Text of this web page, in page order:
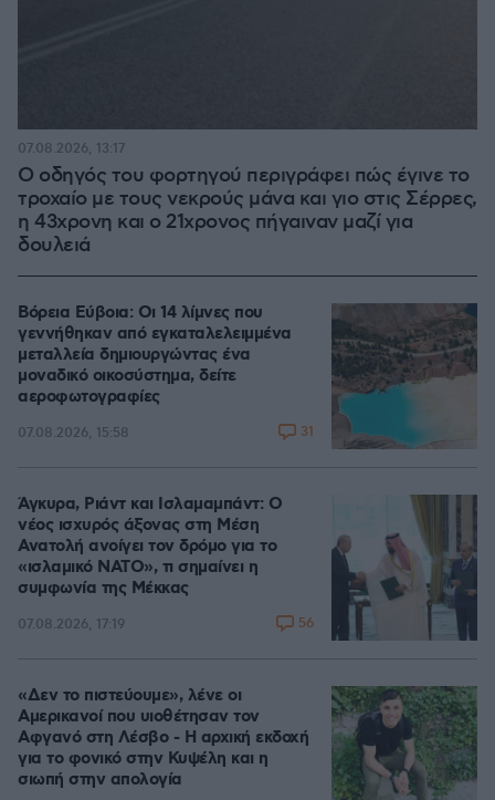
Ο οδηγός του φορτηγού περιγράφει πώς έγινε το
τροχαίο με τους νεκρούς μάνα και γιο στις Σέρρες,
η 43χρονη και ο 21χρονος πήγαιναν μαζί για
δουλειά
07.08.2026, 13:17
Βόρεια Εύβοια: Οι 14 λίμνες που
γεννήθηκαν από εγκαταλελειμμένα
μεταλλεία δημιουργώντας ένα
μοναδικό οικοσύστημα, δείτε
αεροφωτογραφίες
07.08.2026, 15:58 31
Άγκυρα, Ριάντ και Ισλαμαμπάντ: Ο
νέος ισχυρός άξονας στη Μέση
Ανατολή ανοίγει τον δρόμο για το
«ισλαμικό ΝΑΤΟ», τι σημαίνει η
συμφωνία της Μέκκας
07.08.2026, 17:19 56
«Δεν το πιστεύουμε», λένε οι
Αμερικανοί που υιοθέτησαν τον
Αφγανό στη Λέσβο - Η αρχική εκδοχή
για το φονικό στην Κυψέλη και η
σιωπή στην απολογία